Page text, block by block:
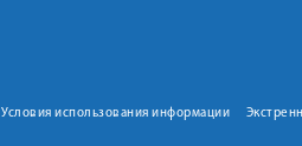
Условия использования информации